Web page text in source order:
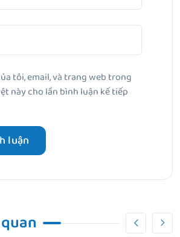
tôi, email, và trang web trong
này cho lần bình luận kế tiếp